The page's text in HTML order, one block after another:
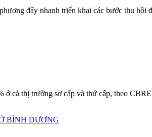
đẩy nhanh triển khai các bước thu
cả thị trường sơ cấp và thứ cấp, theo